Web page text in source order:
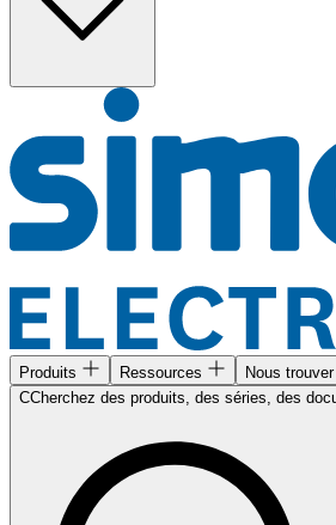
Produits Ressources
Nous trouver
CCherchez des produits, des séries, des